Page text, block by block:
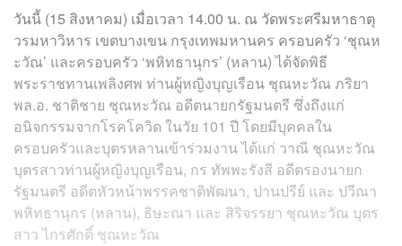
วันนี้ (15 สิงหาคม) เมื่อเวลา 14.00 น. ณ วัดพระศรีมหาธาตุ
วรมหาวิหาร เขตบางเขน กรุงเทพมหานคร ครอบครัว ‘ชุณห
ะวัณ’ และครอบครัว ‘พหิทธานุกร’ (หลาน) ได้จัดพิธี
พระราชทานเพลิงศพ ท่านผู้หญิงบุญเรือน ชุณหะวัณ ภริยา
พล.อ. ชาติชาย ชุณหะวัณ อดีตนายกรัฐมนตรี ซึ่งถึงแก่
อนิจกรรมจากโรคโควิด ในวัย 101 ปี โดยมีบุคคลใน
ครอบครัวและบุตรหลานเข้าร่วมงาน ได้แก่ วาณี ชุณหะวัณ
บุตรสาวท่านผู้หญิงบุญเรือน, กร ทัพพะรังสี อดีตรองนายก
รัฐมนตรี อดีตหัวหน้าพรรคชาติพัฒนา, ปานปรีย์ และ ปวีณา
พหิทธานุกร (หลาน), ธิษะณา และ สิริจรรยา ชุณหะวัณ บุตร
สาว ไกรศักดิ์ ชุณหะวัณ